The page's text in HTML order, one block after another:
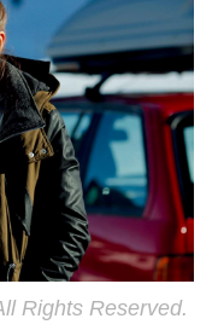
Rights Reserved.